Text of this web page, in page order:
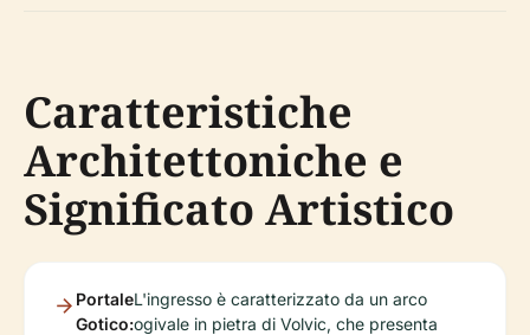
Caratteristiche
Architettoniche e
Significato Artistico
Portale
Gotico:
L'ingresso è caratterizzato da un arco
ogivale in pietra di Volvic, che presenta